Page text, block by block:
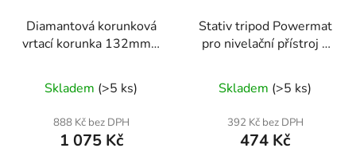
Diamantová korunková
vrtací korunka 132mm x
Skladem (>5 ks)
888 Kč bez DPH
1 075 Kč
Stativ tripod Powermat
pro nivelační přístroj a
Skladem (>5 ks)
392 Kč bez DPH
474 Kč